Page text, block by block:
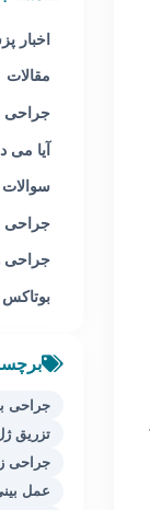
اخبار
مقالات
جراحی
آیا می
سوالات
جراحی
جراحی
بوتاکس
جراحی
تزریق
جراحی
عمل